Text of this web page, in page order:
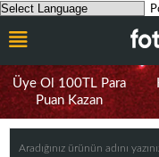
Üye Ol 100TL Para
Puan Kazan